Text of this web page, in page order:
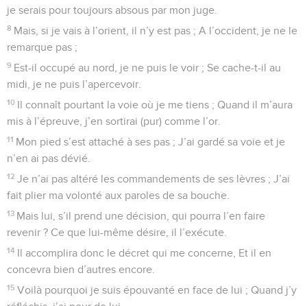
je serais pour toujours absous par mon juge.
8 Mais, si je vais à l’orient, il n’y est pas ; A l’occident, je ne le
remarque pas ;
9 Est-il occupé au nord, je ne puis le voir ; Se cache-t-il au
midi, je ne puis l’apercevoir.
10 Il connaît pourtant la voie où je me tiens ; Quand il m’aura
mis à l’épreuve, j’en sortirai (pur) comme l’or.
11 Mon pied s’est attaché à ses pas ; J’ai gardé sa voie et je
n’en ai pas dévié.
12 Je n’ai pas altéré les commandements de ses lèvres ; J’ai
fait plier ma volonté aux paroles de sa bouche.
13 Mais lui, s’il prend une décision, qui pourra l’en faire
revenir ? Ce que lui-même désire, il l’exécute.
14 Il accomplira donc le décret qui me concerne, Et il en
concevra bien d’autres encore.
15 Voilà pourquoi je suis épouvanté en face de lui ; Quand j’y